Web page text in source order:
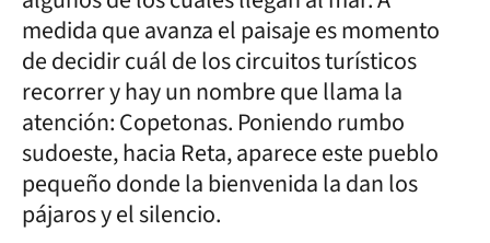
medida que avanza el paisaje es momento
de decidir cuál de los circuitos turísticos
recorrer y hay un nombre que llama la
atención: Copetonas. Poniendo rumbo
sudoeste, hacia Reta, aparece este pueblo
pequeño donde la bienvenida la dan los
pájaros y el silencio.